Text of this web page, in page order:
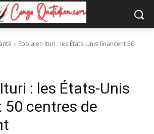
Ebola en Ituri : les États-Unis financent 50
: les États-Unis
centres de